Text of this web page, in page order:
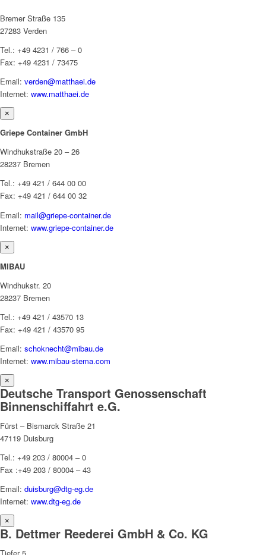
Bremer Straße 135
27283 Verden
Tel.: +49 4231 / 766 – 0
Fax: +49 4231 / 73475
Email: verden@matthaei.de
Internet: www.matthaei.de
×
Griepe Container GmbH
Windhukstraße 20 – 26
28237 Bremen
Tel.: +49 421 / 644 00 00
Fax: +49 421 / 644 00 32
Email: mail@griepe-container.de
Internet: www.griepe-container.de
×
MIBAU
Windhukstr. 20
28237 Bremen
Tel.: +49 421 / 43570 13
Fax: +49 421 / 43570 95
Email: schoknecht@mibau.de
Internet: www.mibau-stema.com
×
Deutsche Transport Genossenschaft
Binnenschiffahrt e.G.
Fürst – Bismarck Straße 21
47119 Duisburg
Tel.: +49 203 / 80004 – 0
Fax :+49 203 / 80004 – 43
Email: duisburg@dtg-eg.de
Internet: www.dtg-eg.de
×
B. Dettmer Reederei GmbH & Co. KG